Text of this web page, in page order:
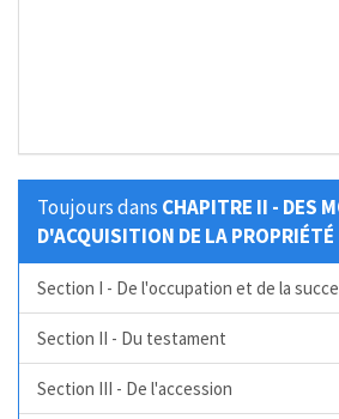
Toujours dans CHAPITRE II - DES
D'ACQUISITION DE LA PROPRIÉTÉ
Section I - De l'occupation et de la
Section II - Du testament
Section III - De l'accession